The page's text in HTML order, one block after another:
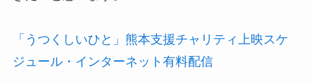
「うつくしいひと」熊本支援チャリティ上映スケ
ジュール・インターネット有料配信